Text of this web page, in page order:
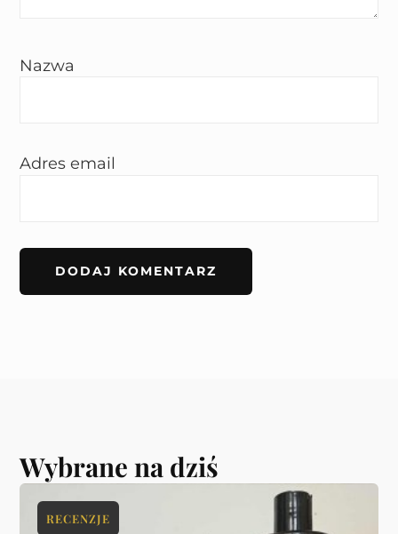
Nazwa
Adres email
Wybrane na dziś
RECENZJE